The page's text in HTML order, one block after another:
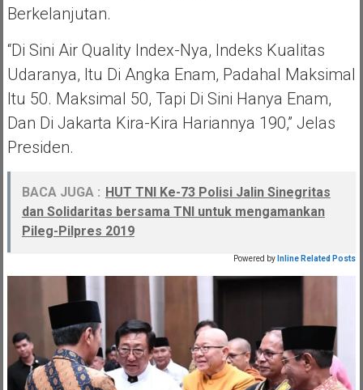
Berkelanjutan.
“Di Sini Air Quality Index-Nya, Indeks Kualitas
Udaranya, Itu Di Angka Enam, Padahal Maksimal
Itu 50. Maksimal 50, Tapi Di Sini Hanya Enam,
Dan Di Jakarta Kira-Kira Hariannya 190,” Jelas
Presiden.
BACA JUGA : HUT TNI Ke-73 Polisi Jalin Sinegritas
dan Solidaritas bersama TNI untuk mengamankan
Pileg-Pilpres 2019
Powered by Inline Related Posts